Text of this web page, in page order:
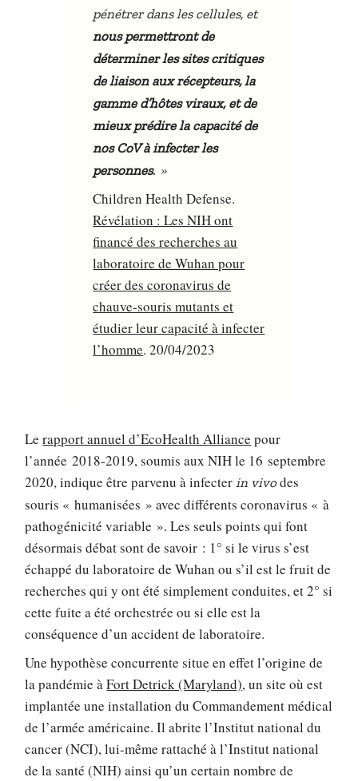
pénétrer dans les cellules, et
nous permettront de
déterminer les sites critiques
de liaison aux récepteurs, la
gamme d’hôtes viraux, et de
mieux prédire la capacité de
nos CoV à infecter les
personnes. »
Children Health Defense.
Révélation : Les NIH ont
financé des recherches au
laboratoire de Wuhan pour
créer des coronavirus de
chauve-souris mutants et
étudier leur capacité à infecter
l’homme. 20/04/2023
Lerapport annuel d’EcoHealth Alliance pour
l’année 2018-2019, soumis aux NIH le 16 septembre
2020, indique être parvenu à infecterin vivodes
souris « humanisées » avec différents coronavirus « à
pathogénicité variable ». Les seuls points qui font
désormais débat sont de savoir : 1° si le virus s’est
échappé du laboratoire de Wuhan ou s’il est le fruit de
recherches qui y ont été simplement conduites, et 2° si
cette fuite a été orchestrée ou si elle est la
conséquence d’un accident de laboratoire.
Une hypothèse concurrente situe en effet l’origine de
la pandémie àFort Detrick (Maryland), un site où est
implantée une installation du Commandement médical
de l’armée américaine. Il abrite l’Institut national du
cancer (NCI), lui-même rattaché à l’Institut national
de la santé (NIH) ainsi qu’un certain nombre de